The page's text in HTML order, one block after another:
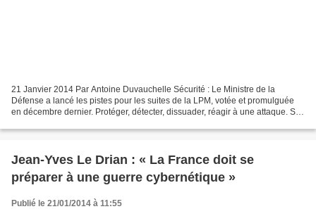
21 Janvier 2014 Par Antoine Duvauchelle Sécurité : Le Ministre de la
Défense a lancé les pistes pour les suites de la LPM, votée et promulguée
en décembre dernier. Protéger, détecter, dissuader, réagir à une attaque. Si
Jean-Yves Le Drian : « La France doit se
préparer à une guerre cybernétique »
Publié le 21/01/2014 à 11:55